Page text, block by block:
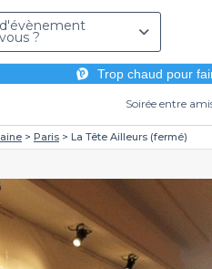
?
Trop chaud pour
Soirée entre
Paris La Tête Ailleurs (fermé)